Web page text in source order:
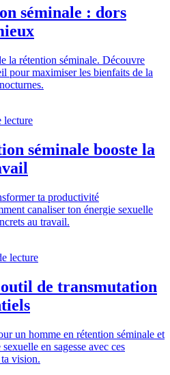
séminale : dors
la rétention séminale. Découvre
pour maximiser les bienfaits de la
lecture
séminale booste la
ta productivité
canaliser ton énergie sexuelle
au travail.
lecture
de transmutation
un homme en rétention séminale et
en sagesse avec ces
vision.